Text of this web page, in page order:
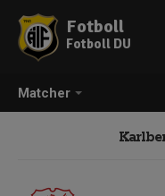
Matcher
Fotboll
Fotboll DU